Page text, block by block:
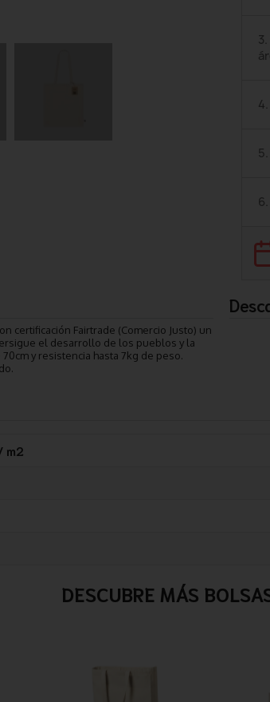
certificación Fairtrade (Comercio Justo) un
el desarrollo de los pueblos y la
y resistencia hasta 7kg de peso.
m2
DESCUBRE MÁS